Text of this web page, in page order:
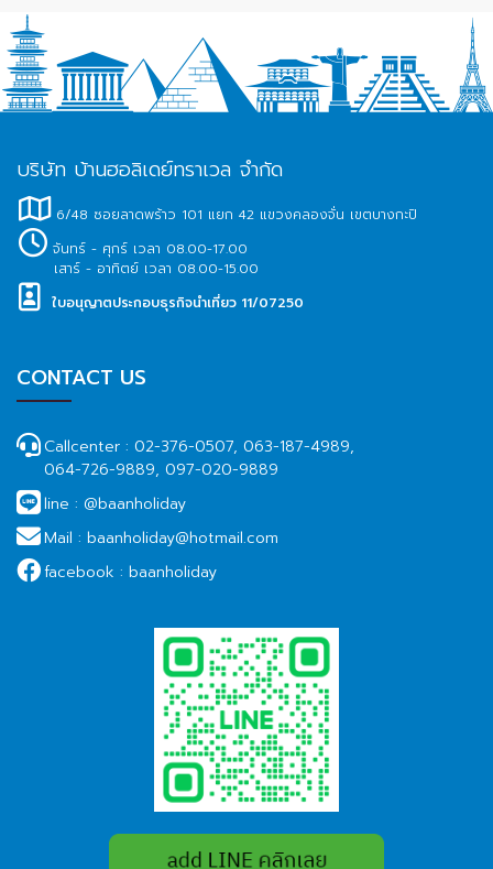
บริษัท บ้านฮอลิเดย์ทราเวล จำกัด
6/48 ซอยลาดพร้าว 101 แยก 42 แขวงคลองจั่น เขตบางกะปิ
จันทร์ - ศุกร์ เวลา 08.00-17.00
เสาร์ - อาทิตย์ เวลา 08.00-15.00
ใบอนุญาตประกอบธุรกิจนำเที่ยว 11/07250
CONTACT US
Callcenter : 02-376-0507, 063-187-4989,
064-726-9889, 097-020-9889
line : @baanholiday
Mail : baanholiday@hotmail.com
facebook : baanholiday